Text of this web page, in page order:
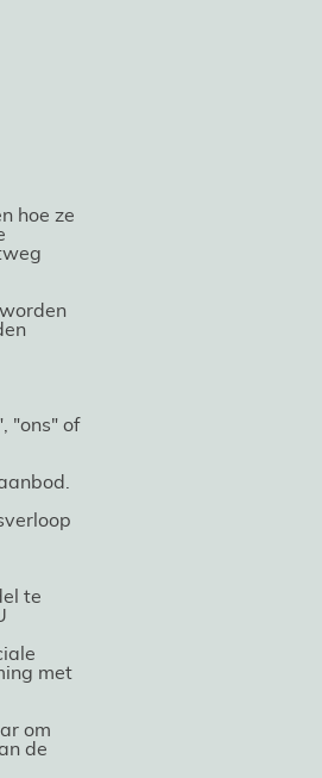
hoe ze
"ons" of
te
met
om
de